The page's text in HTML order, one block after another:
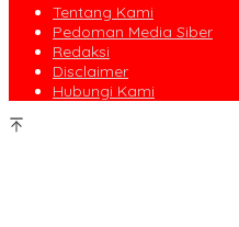
Tentang Kami
Pedoman Media Siber
Redaksi
Disclaimer
Hubungi Kami